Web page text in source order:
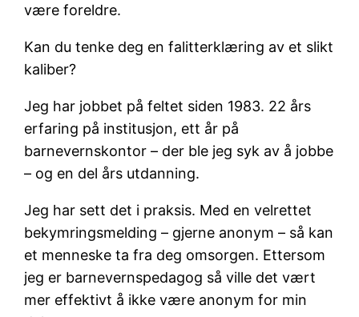
være foreldre.
Kan du tenke deg en falitterklæring av et slikt
kaliber?
Jeg har jobbet på feltet siden 1983. 22 års
erfaring på institusjon, ett år på
barnevernskontor – der ble jeg syk av å jobbe
– og en del års utdanning.
Jeg har sett det i praksis. Med en velrettet
bekymringsmelding – gjerne anonym – så kan
et menneske ta fra deg omsorgen. Ettersom
jeg er barnevernspedagog så ville det vært
mer effektivt å ikke være anonym for min